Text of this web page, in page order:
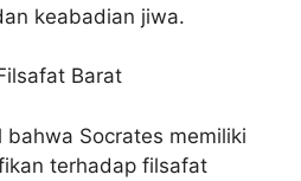
keabadian jiwa.
Barat
Socrates memiliki
terhadap filsafat